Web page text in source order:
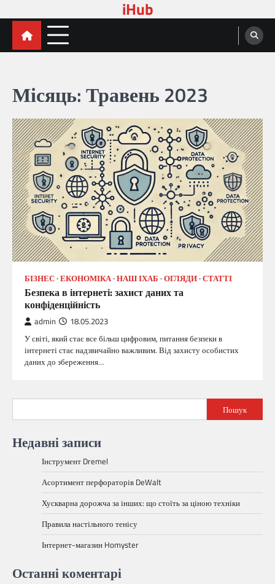
до
вмісту
iHub
Місяць:Травень 2023
БІЗНЕС ЕКОНОМІКА НАШ ІХАБ ОГЛЯДИ СТАТТІ
Безпека в інтернеті: захист даних та
конфіденційність
admin 18.05.2023
У світі, який стає все більш цифровим, питання безпеки в
інтернеті стає надзвичайно важливим. Від захисту особистих
даних до збереження…
Пошук
Недавні записи
Інструмент Dremel
Асортимент перфораторів DeWalt
Хускварна дорожча за інших: що стоїть за ціною техніки
Правила настільного тенісу
Інтернет-магазин Homyster
Останні коментарі